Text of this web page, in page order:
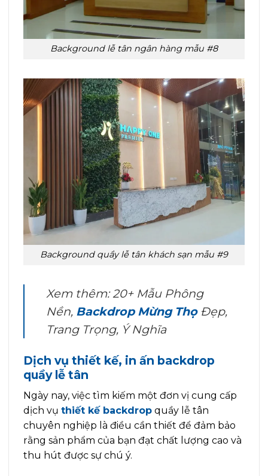
Background lễ tân ngân hàng mẫu #8
Background quầy lễ tân khách sạn mẫu #9
Xem thêm: 20+ Mẫu Phông
Nền, Backdrop Mừng ThọĐẹp,
Trang Trọng, Ý Nghĩa
Dịch vụ thiết kế, in ấn backdrop
quầy lễ tân
Ngày nay, việc tìm kiếm một đơn vị cung cấp
dịch vụ thiết kế backdrop quầy lễ tân
chuyên nghiệp là điều cần thiết để đảm bảo
rằng sản phẩm của bạn đạt chất lượng cao và
thu hút được sự chú ý.